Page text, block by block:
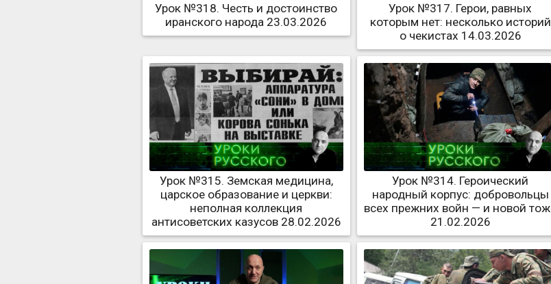
Урок №318. Честь и достоинство
иранского народа 23.03.2026
Урок №317. Герои, равных
которым нет: несколько историй
о чекистах 14.03.2026
Урок №315. Земская медицина,
царское образование и церкви:
неполная коллекция
антисоветских казусов 28.02.2026
Урок №314. Героический
народный корпус: добровольцы
всех прежних войн — и новой
21.02.2026